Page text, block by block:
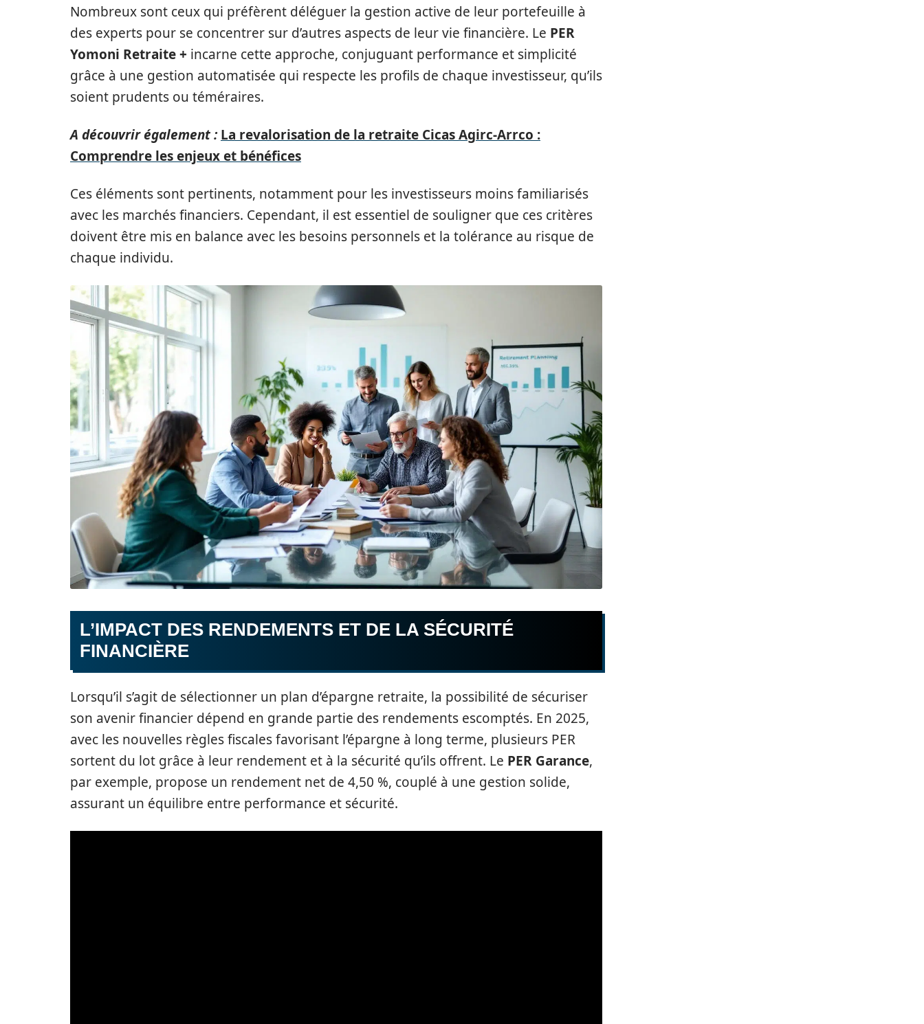
Nombreux sont ceux qui préfèrent déléguer la gestion active de leur portefeuille à
des experts pour se concentrer sur d’autres aspects de leur vie financière. Le PER
Yomoni Retraite + incarne cette approche, conjuguant performance et simplicité
grâce à une gestion automatisée qui respecte les profils de chaque investisseur, qu’ils
soient prudents ou téméraires.
A découvrir également : La revalorisation de la retraite Cicas Agirc-Arrco :
Comprendre les enjeux et bénéfices
Ces éléments sont pertinents, notamment pour les investisseurs moins familiarisés
avec les marchés financiers. Cependant, il est essentiel de souligner que ces critères
doivent être mis en balance avec les besoins personnels et la tolérance au risque de
chaque individu.
L’IMPACT DES RENDEMENTS ET DE LA SÉCURITÉ
FINANCIÈRE
Lorsqu’il s’agit de sélectionner un plan d’épargne retraite, la possibilité de sécuriser
son avenir financier dépend en grande partie des rendements escomptés. En 2025,
avec les nouvelles règles fiscales favorisant l’épargne à long terme, plusieurs PER
sortent du lot grâce à leur rendement et à la sécurité qu’ils offrent. Le PER Garance,
par exemple, propose un rendement net de 4,50 %, couplé à une gestion solide,
assurant un équilibre entre performance et sécurité.